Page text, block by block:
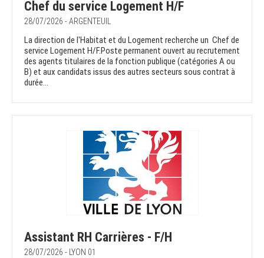
Chef du service Logement H/F
28/07/2026 - ARGENTEUIL
La direction de l'Habitat et du Logement recherche un Chef de
service Logement H/F.Poste permanent ouvert au recrutement
des agents titulaires de la fonction publique (catégories A ou
B) et aux candidats issus des autres secteurs sous contrat à
durée...
Assistant RH Carrières - F/H
28/07/2026 - LYON 01